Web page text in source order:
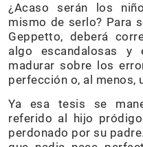
¿Acaso serán los
mismo de serlo? Para
Geppetto, deberá
algo escandalosas y
madurar sobre los
perfección o, al menos,
Ya esa tesis se
referido al hijo
perdonado por su